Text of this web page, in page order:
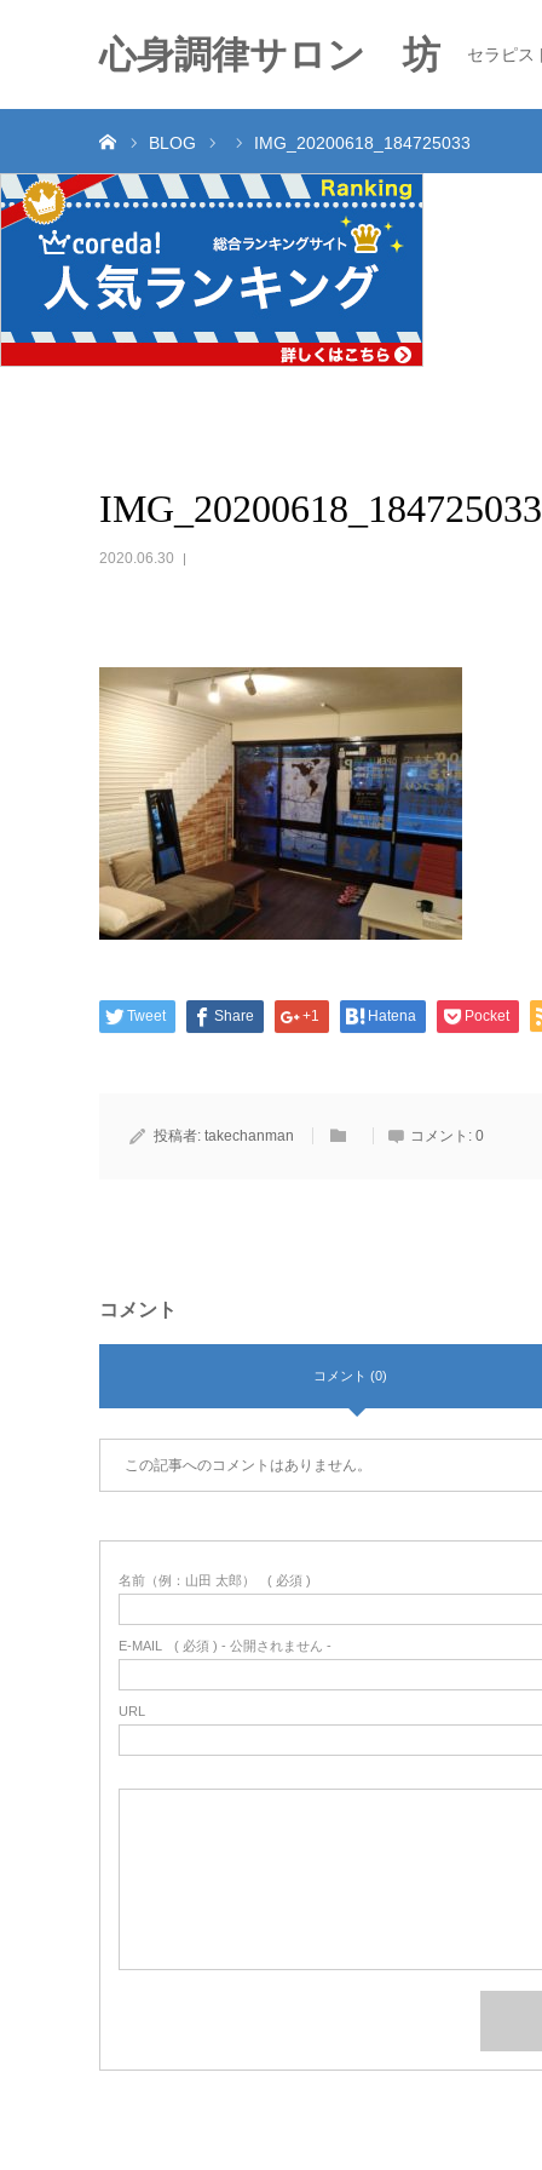
心身調律サロン 坊 セラピス
BLOG IMG_20200618_184725033
IMG_20200618_184725033
2020.06.30
Tweet Share +1 Hatena Pocket
投稿者: takechanman コメント: 0
コメント
コメント (0)
この記事へのコメントはありません。
名前（例：山田 太郎） ( 必須 )
E-MAIL ( 必須 ) - 公開されません -
URL